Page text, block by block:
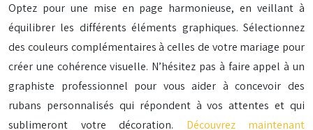
Optez pour une mise en page harmonieuse, en veillant à
équilibrer les différents éléments graphiques. Sélectionnez
des couleurs complémentaires à celles de votre mariage pour
créer une cohérence visuelle. N’hésitez pas à faire appel à un
graphiste professionnel pour vous aider à concevoir des
rubans personnalisés qui répondent à vos attentes et qui
sublimeront votre décoration. Découvrez maintenant